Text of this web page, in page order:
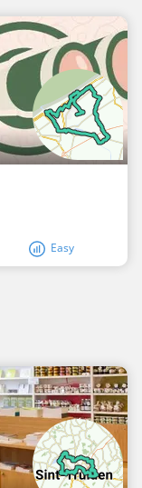
Easy